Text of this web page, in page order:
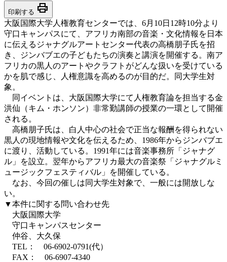
印刷する print
大阪国際大学人権教育センターでは、6月10日12時10分より
守口キャンパスにて、アフリカ南部の音楽・文化情報を日本
に伝えるジャナグルアートセンター代表の高橋朋子氏を招
き、ジンバブエの子どもたちの演奏と講演を開催する。南ア
フリカの黒人のアートやクラフトがどんな扱いを受けている
かを肌で感じ、人権意識を高めるのが目的だ。同大学生対
象。
同イベントは、大阪国際大学にて人権教育論を担当する金
洪仙（キム・ホンソン）非常勤講師の授業の一環として開催
される。
高橋朋子氏は、白人中心の社会で正当な報酬を得られない
黒人の現地情報や文化を伝えるため、1986年からジンバブエ
に渡り、活動している。1991年には音楽事務所「ジャナグ
ル」を設立。翌年からアフリカ最大の音楽祭「ジャナグルミ
ュージックフェスティバル」を開催している。
なお、今回の催しは同大学生対象で、一般には開放しな
い。
▼本件に関する問い合わせ先
大阪国際大学
守口キャンパスセンター
仲谷、大久保
TEL： 06-6902-0791(代）
FAX： 06-6907-4340